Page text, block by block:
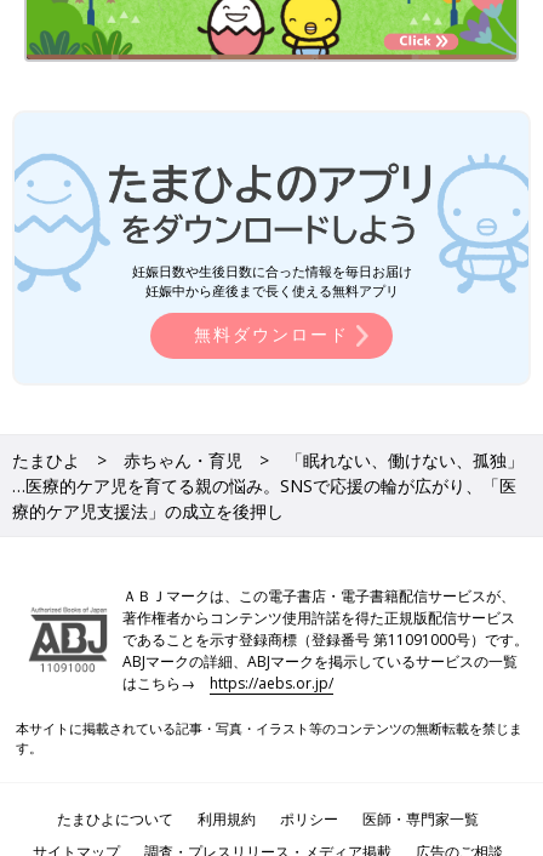
ただ、私の場合は、SNSに救われました。Twitterを始めて、全
国にいる、医療的ケア児を育てているママやパパとつながれたん
私は放射線診断が専門の医師ですが、今年5月に、クリニックを
開業しました。患者さんが自宅から気軽に受診できるようにした
いと、オンライン診療も始めたんです。医療的ケア児を育ててい
るお母さんが「ちょっと気になることがあって…」と受診してく
ださることもあり、「始めて良かった」と感じています。オンラ
インでも、顔を見てお話することで、誰かとつながっている安心
感を得られますから。
久保：そうですね。長女や次女のときと同じように、祐人の妊娠
中にも、一応「保活」をしたんです。祐人の症状が軽ければ、保
育園に入れられるかもしれないと思って。
まで預かってもらえるか」など親の都合を優先に考えていました
が、祐人の場合は、彼の健康や体調が最優先になります。結局、
0歳から保育園に預けられる状態ではありませんでしたから、そ
れ以上の積極的な保活はしませんでした。
ただ、同じように医療的ケア児を育てているママに話を聞くと、
一般の保育園で預かってもらうのは、やはり難しいようです。医
ない親御さんもいます。
妊娠日数や生後日数に合った情報を毎日お届け
妊娠中から産後まで長く使える無料アプリ
無料ダウンロード
たまひよ 赤ちゃん・育児
「眠れない、働けない、孤独」
…医療的ケア児を育てる親の悩み。SNSで応援の輪が広がり、「医
療的ケア児支援法」の成立を後押し
ＡＢＪマークは、この電子書店・電子書籍配信サービスが、
著作権者からコンテンツ使用許諾を得た正規版配信サービス
であることを示す登録商標（登録番号 第11091000号）です。
ABJマークの詳細、ABJマークを掲示しているサービスの一覧
はこちら→https://aebs.or.jp/
本サイトに掲載されている記事・写真・イラスト等のコンテンツの無断転載を禁じま
す。
たまひよについて 利用規約 ポリシー
医師・専門家一覧